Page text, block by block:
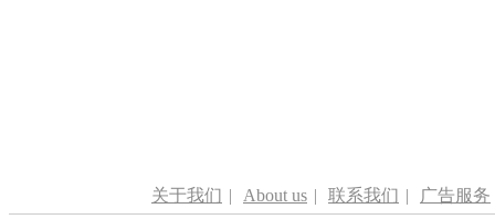
关于我们 | About us | 联系我们 | 广告服务